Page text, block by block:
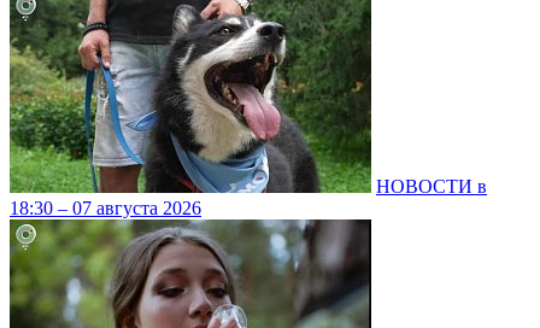
НОВОСТИ в
18:30 – 07 августа 2026